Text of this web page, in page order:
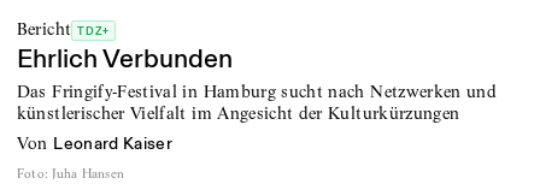
Bericht TDZ+
Ehrlich Verbunden
Das Fringify-Festival in Hamburg sucht nach Netzwerken und
künstlerischer Vielfalt im Angesicht der Kulturkürzungen
von Leonard Kaiser
Foto: Juha Hansen